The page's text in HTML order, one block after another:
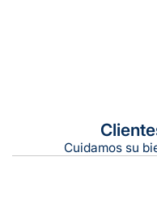
Gratuito en todos
Tiempo de entrega
Gratis en compras
Cuidamos su